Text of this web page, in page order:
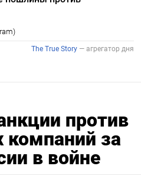
против
компаний за
в войне